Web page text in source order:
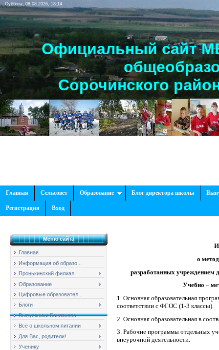
Суббота, 08.08.2026, 18:14
Официальный сайт
Сорочинского
Главная Сельсовет Образование Блог директора школы
Регистрация Вход
Меню сайта
Главная
Информация об образо...
Пронькинский филиал
Образование
Цифровые образовател...
Блоги
Выпускники Баклановс...
Всё о школьном питании
Для Вас, родители!
Ученику
о
разработанных учреждением
Учебно –
1. Основная образовательная
соответствии с ФГОС (1-3 классы).
2. Основная образовательная в
3. Рабочие программы отдельных
внеурочной деятельности.